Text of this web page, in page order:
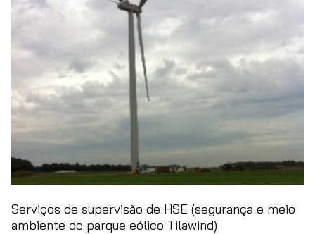
Serviços de supervisão de HSE (segurança e meio
ambiente do parque eólico Tilawind)